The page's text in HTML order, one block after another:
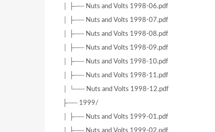
│ ├── Nuts and Volts 1998-06.pdf
│ ├── Nuts and Volts 1998-07.pdf
│ ├── Nuts and Volts 1998-08.pdf
│ ├── Nuts and Volts 1998-09.pdf
│ ├── Nuts and Volts 1998-10.pdf
│ ├── Nuts and Volts 1998-11.pdf
│ └── Nuts and Volts 1998-12.pdf
├── 1999/
│ ├── Nuts and Volts 1999-01.pdf